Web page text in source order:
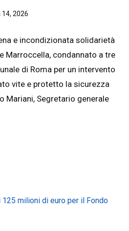
14, 2026
e incondizionata solidarietà
Marroccella, condannato a tre
di Roma per un intervento
vite e protetto la sicurezza
Mariani, Segretario generale